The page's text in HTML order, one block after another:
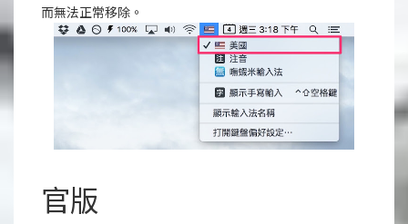
而無法正常移除。
官版